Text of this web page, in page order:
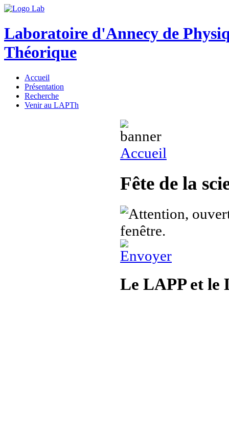
Laboratoire d'Annecy de
Théorique
Accueil
Présentation
Recherche
Venir au LAPTh
Accueil
Fête de la
Le LAPP et le